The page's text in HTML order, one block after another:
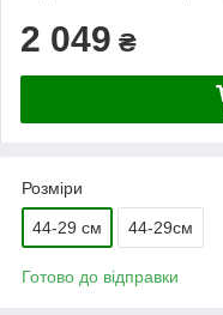
2 049 ₴
Розміри
44-29 см 44-29см
Готово до відправки